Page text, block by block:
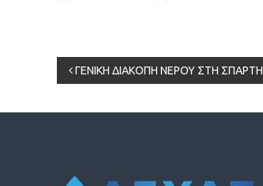
Πλοήγηση
άρθρων
ΓΕΝΙΚΗ ΔΙΑΚΟΠΗ ΝΕΡΟΥ ΣΤΗ ΣΠΑΡΤΗ